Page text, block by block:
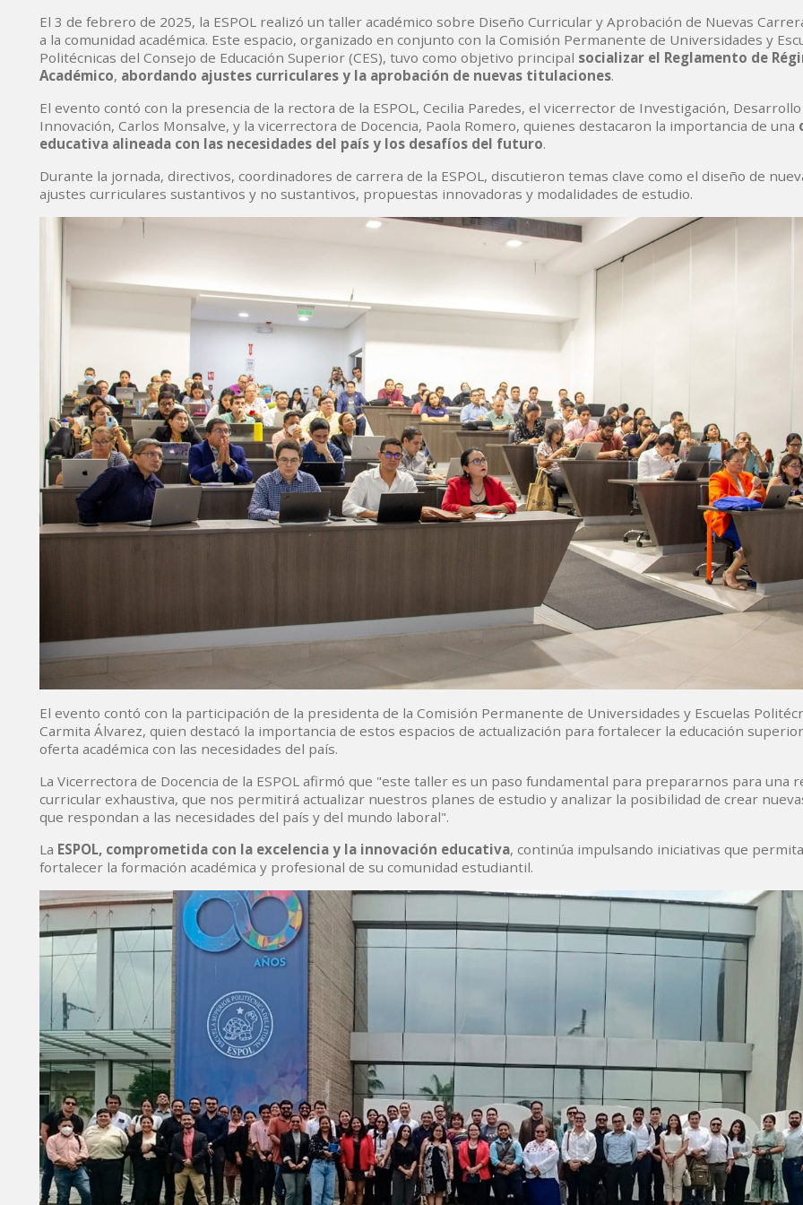
El 3 de febrero de 2025, la ESPOL realizó un taller académico sobre Diseño Curricular y Aprobación de Nuevas
a la comunidad académica. Este espacio, organizado en conjunto con la Comisión Permanente de Universidades y
Politécnicas del Consejo de Educación Superior (CES), tuvo como objetivo principal socializar el Reglamento de
Académico, abordando ajustes curriculares y la aprobación de nuevas titulaciones.
El evento contó con la presencia de la rectora de la ESPOL, Cecilia Paredes, el vicerrector de Investigación,
Innovación, Carlos Monsalve, y la vicerrectora de Docencia, Paola Romero, quienes destacaron la importancia de una
educativa alineada con las necesidades del país y los desafíos del futuro.
Durante la jornada, directivos, coordinadores de carrera de la ESPOL, discutieron temas clave como el diseño de
ajustes curriculares sustantivos y no sustantivos, propuestas innovadoras y modalidades de estudio.
El evento contó con la participación de la presidenta de la Comisión Permanente de Universidades y Escuelas
Carmita Álvarez, quien destacó la importancia de estos espacios de actualización para fortalecer la educación
oferta académica con las necesidades del país.
La Vicerrectora de Docencia de la ESPOL afirmó que "este taller es un paso fundamental para prepararnos para una
curricular exhaustiva, que nos permitirá actualizar nuestros planes de estudio y analizar la posibilidad de crear
que respondan a las necesidades del país y del mundo laboral".
La ESPOL, comprometida con la excelencia y la innovación educativa, continúa impulsando iniciativas que
fortalecer la formación académica y profesional de su comunidad estudiantil.